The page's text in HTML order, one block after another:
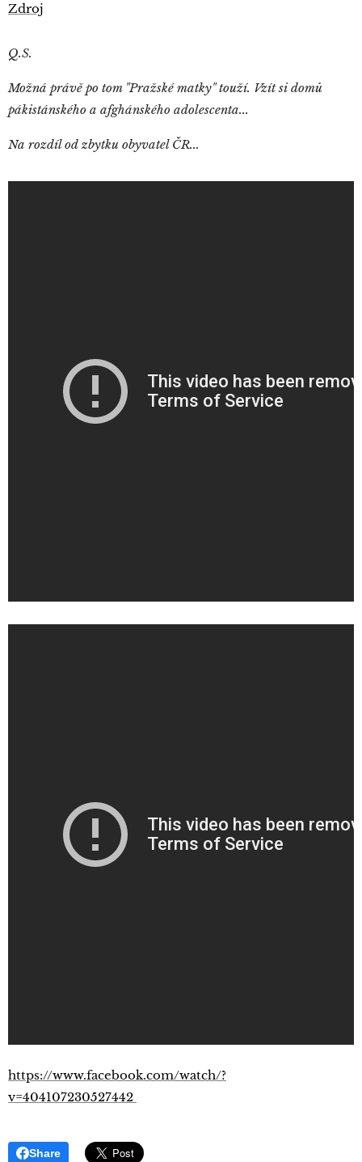
Zdroj
Q.S.
Možná právě po tom "Pražské matky" touží. Vzít si domů
pákistánského a afghánského adolescenta...
Na rozdíl od zbytku obyvatel ČR...
https://www.facebook.com/watch/?
v=404107230527442
Share